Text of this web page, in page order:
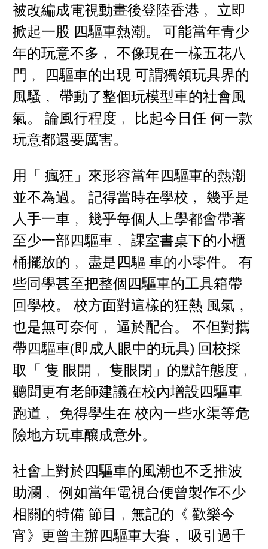
被改編成電視動畫後登陸香港﹐ 立即
掀起一股 四驅車熱潮。 可能當年青少
年的玩意不多﹐ 不像現在一樣五花八
門﹐ 四驅車的出現 可謂獨領玩具界的
風騷﹐ 帶動了整個玩模型車的社會風
氣。 論風行程度﹐ 比起今日任 何一款
玩意都還要厲害。
用「 瘋狂」來形容當年四驅車的熱潮
並不為過。 記得當時在學校﹐ 幾乎是
人手一車﹐ 幾乎每個人上學都會帶著
至少一部四驅車﹐ 課室書桌下的小櫃
桶擺放的﹐ 盡是四驅 車的小零件。 有
些同學甚至把整個四驅車的工具箱帶
回學校。 校方面對這樣的狂熱 風氣﹐
也是無可奈何﹐ 逼於配合。 不但對攜
帶四驅車(即成人眼中的玩具) 回校採
取「 隻 眼開﹐ 隻眼閉」的默許態度﹐
聽聞更有老師建議在校內增設四驅車
跑道﹐ 免得學生在 校內一些水渠等危
險地方玩車釀成意外。
社會上對於四驅車的風潮也不乏推波
助瀾﹐ 例如當年電視台便曾製作不少
相關的特備 節目﹐無記的《 歡樂今
宵》更曾主辦四驅車大賽﹐ 吸引過千